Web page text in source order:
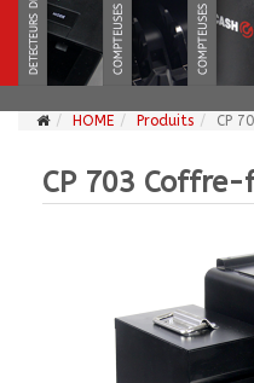
HOME Produits CP
CP 703